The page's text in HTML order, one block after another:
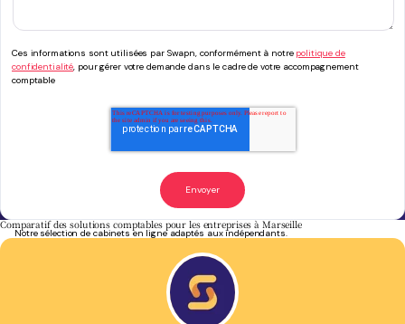
Ces informations sont utilisées par Swapn, conformément à notre politique de
confidentialité, pour gérer votre demande dans le cadre de votre accompagnement
comptable
Comparatif des solutions comptables pour les entreprises à Marseille
Notre sélection de cabinets en ligne adaptés aux indépendants.